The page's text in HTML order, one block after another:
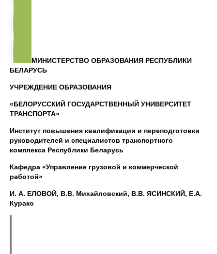
МИНИСТЕРСТВО ОБРАЗОВАНИЯ РЕСПУБЛИКИ
БЕЛАРУСЬ
УЧРЕЖДЕНИЕ ОБРАЗОВАНИЯ
«БЕЛОРУССКИЙ ГОСУДАРСТВЕННЫЙ УНИВЕРСИТЕТ
ТРАНСПОРТА»
Институт повышения квалификации и переподготовки
руководителей и специалистов транспортного
комплекса Республики Беларусь
Кафедра «Управление грузовой и коммерческой
работой»
И. А. ЕЛОВОЙ, В.В. Михайловский, В.В. ЯСИНСКИЙ, Е.А.
Курако